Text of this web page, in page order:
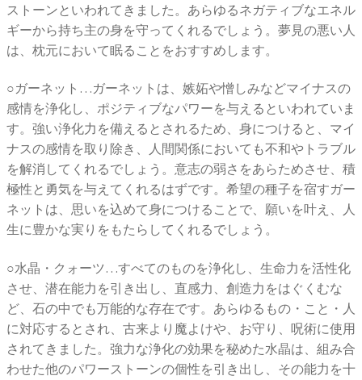
ストーンといわれてきました。あらゆるネガティブなエネル
ギーから持ち主の身を守ってくれるでしょう。夢見の悪い人
は、枕元において眠ることをおすすめします。
○ガーネット…ガーネットは、嫉妬や憎しみなどマイナスの
感情を浄化し、ポジティブなパワーを与えるといわれていま
す。強い浄化力を備えるとされるため、身につけると、マイ
ナスの感情を取り除き、人間関係においても不和やトラブル
を解消してくれるでしょう。意志の弱さをあらためさせ、積
極性と勇気を与えてくれるはずです。希望の種子を宿すガー
ネットは、思いを込めて身につけることで、願いを叶え、人
生に豊かな実りをもたらしてくれるでしょう。
○水晶・クォーツ…すべてのものを浄化し、生命力を活性化
させ、潜在能力を引き出し、直感力、創造力をはぐくむな
ど、石の中でも万能的な存在です。あらゆるもの・こと・人
に対応するとされ、古来より魔よけや、お守り、呪術に使用
されてきました。強力な浄化の効果を秘めた水晶は、組み合
わせた他のパワーストーンの個性を引き出し、その能力を十